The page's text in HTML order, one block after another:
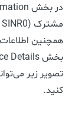
همچنین
تصویر زیر
کنید.